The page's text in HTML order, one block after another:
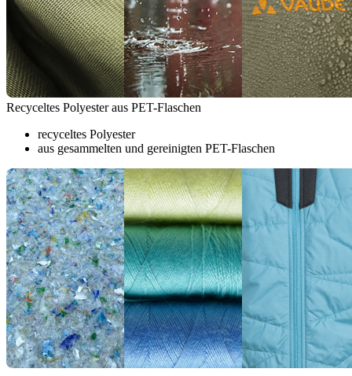
Recyceltes Polyester aus PET-Flaschen
recyceltes Polyester
aus gesammelten und gereinigten PET-Flaschen